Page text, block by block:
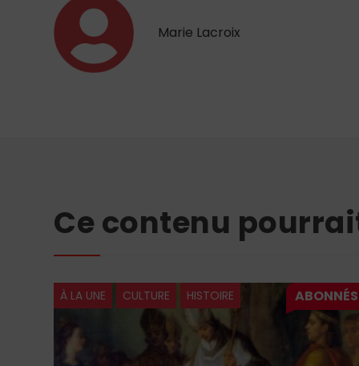
Marie Lacroix
Ce contenu
À LA UNE CULTURE HISTOIRE